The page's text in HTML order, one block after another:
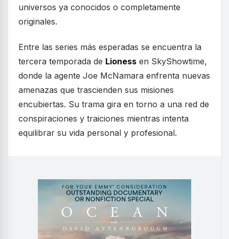
universos ya conocidos o completamente
originales.
Entre las series más esperadas se encuentra la
tercera temporada de Lioness en SkyShowtime,
donde la agente Joe McNamara enfrenta nuevas
amenazas que trascienden sus misiones
encubiertas. Su trama gira en torno a una red de
conspiraciones y traiciones mientras intenta
equilibrar su vida personal y profesional.